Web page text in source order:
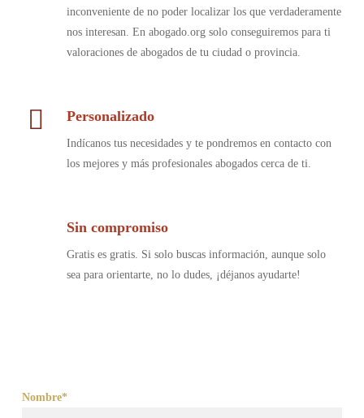
inconveniente de no poder localizar los que verdaderamente
nos interesan. En abogado.org solo conseguiremos para ti
valoraciones de abogados de tu ciudad o provincia.
Personalizado
Indícanos tus necesidades y te pondremos en contacto con
los mejores y más profesionales abogados cerca de ti.
Sin compromiso
Gratis es gratis. Si solo buscas información, aunque solo
sea para orientarte, no lo dudes, ¡déjanos ayudarte!
Nombre*